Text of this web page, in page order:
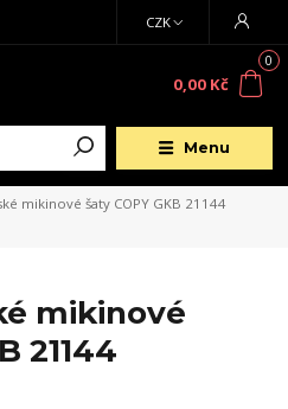
Menu
CZK
0
0,00 Kč
mikinové šaty COPY GKB 21144
mikinové
21144